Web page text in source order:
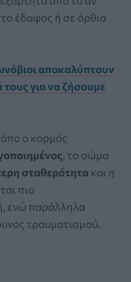
έδαφος ή σε όρθια
αποκαλύπτουν
για να ζήσουμε
ο κορμός
, το σώμα
σταθερότητα και η
πιο
ενώ παράλληλα
τραυματισμού.